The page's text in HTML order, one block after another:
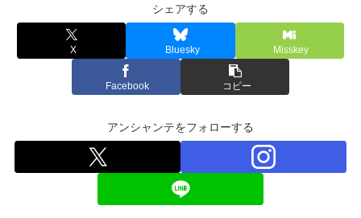
シェアする
X Bluesky Misskey
Facebook コピー
アンシャンテをフォローする